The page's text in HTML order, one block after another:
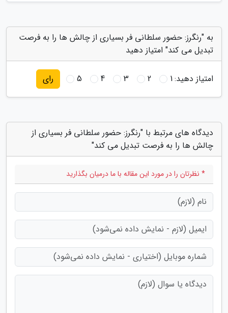
به "رنگرز: حضور سلطانی فر بسیاری از چالش ها را به فرصت
تبدیل می کند" امتیاز دهید
امتیاز دهید:1
2
3
4
5 رای
دیدگاه های مرتبط با "رنگرز: حضور سلطانی فر بسیاری از
چالش ها را به فرصت تبدیل می کند"
* نظرتان را در مورد این مقاله با ما درمیان بگذارید